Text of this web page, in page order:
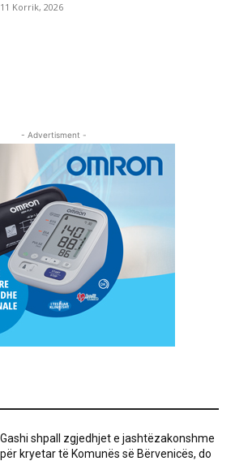
11 Korrik, 2026
- Advertisment -
Gashi shpall zgjedhjet e jashtëzakonshme
për kryetar të Komunës së Bërvenicës, do